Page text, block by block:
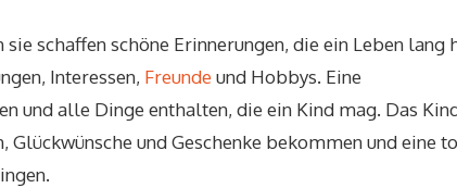
schaffen schöne Erinnerungen, die ein Leben lang
Interessen, Freundeund Hobbys. Eine
und alle Dinge enthalten, die ein Kind mag. Das
und Geschenke bekommen und eine